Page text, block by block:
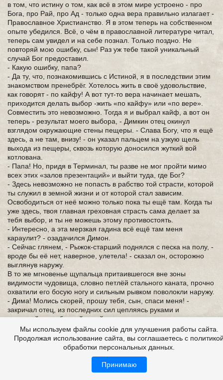
в том, что истину о том, как всё в этом мире устроено - про
Бога, про Рай, про Ад - только одна вера правильно излагает -
Православное Христианство. Я в этом теперь на собственном
опыте убедился. Всё, о чём в православной литературе читал,
теперь сам увидел и на себе познал. Только поздно. Не
повторяй мою ошибку, сын! Раз уж тебе такой уникальный
случай Бог предоставил.
- Какую ошибку, папа?
- Да ту, что, познакомившись с Истиной, я в последствии этим
знакомством пренебрёг. Хотелось жить в своё удовольствие,
как говорят - по кайфу! А вот тут-то вера начинает мешать,
приходится делать выбор -жить «по кайфу» или «по вере».
Совместить это невозможно. Тогда я и выбрал кайф, а вот он
теперь - результат моего выбора, - Димкин отец окинул
взглядом окружающие стены пещеры. - Слава Богу, что я ещё
здесь, а не там, внизу! - он указал пальцем на узкую щель
выхода из пещеры, сквозь которую доносился жуткий вой
котлована.
- Папа! Но, придя в Терминал, ты разве не мог пройти мимо
всех этих «залов презентаций» и выйти туда, где Бог?
- Здесь невозможно не попасть в рабство той страсти, которой
ты служил в земной жизни и от которой стал зависим.
Освободиться от неё можно только пока ты ещё там. Когда ты
уже здесь, твоя главная греховная страсть сама делает за
тебя выбор, и ты не можешь этому противостоять.
- Интересно, а эта мерзкая гадина всё ещё там меня
караулит? - озадачился Димон.
- Сейчас глянем, - Рыжок-старший поднялся с песка на полу, -
вроде бы её нет, наверное, улетела! - сказал он, осторожно
выглянув наружу.
В то же мгновенье щупальца притаившегося вне зоны
видимости чудовища, словно петлёй стального каната, прочно
охватили его босую ногу и сильным рывком поволокли наружу.
- Дима! Молись скорей, прошу тебя, сын, спаси меня! -
закричал отец, из последних сил цепляясь руками и
оставшейся свободной ногой за камни у выхода.
- Сейчас! Кирие Ису Хрис... Господи! Иисусе Христе! Помилуй
меня и моего папу! Господи! Помоги! Ангел Хранитель мой!
Помоги нам! - из глубины души закричал Димка, встав на
Вспышка такого яркого света озарила пещеру, что Димке
пришлось зажмуриться. Но даже сквозь прищуренные глаза он
Мы используем файлы cookie для улучшения работы сайта.
Продолжая использование сайта, вы соглашаетесь с
обработки персональных данных.
Принимаю